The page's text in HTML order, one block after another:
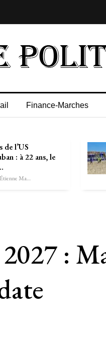
Finance-Marches
de l’US
: à 22 ans, le
Sébastien-Étienne Marechal
: